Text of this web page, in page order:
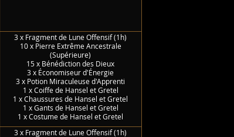
3 x Fragment de Lune Offensif (1h)
10 x Pierre Extrême Ancestrale
(Supérieure)
15 x Bénédiction des Dieux
3 x Économiseur d'Énergie
3 x Potion Miraculeuse d'Apprenti
1 x Coiffe de Hansel et Gretel
1 x Chaussures de Hansel et Gretel
1 x Gants de Hansel et Gretel
1 x Costume de Hansel et Gretel
3 x Fragment de Lune Offensif (1h)